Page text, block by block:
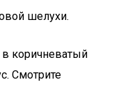
шелухи.
в коричневатый
Смотрите